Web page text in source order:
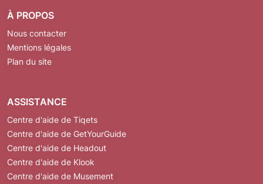
À PROPOS
Nous contacter
Mentions légales
Plan du site
ASSISTANCE
Centre d'aide de Tiqets
Centre d'aide de GetYourGuide
Centre d'aide de Headout
Centre d'aide de Klook
Centre d'aide de Musement